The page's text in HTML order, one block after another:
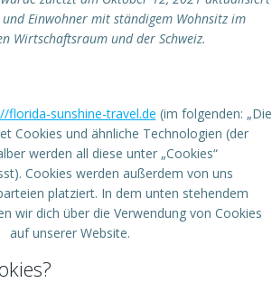
Einwohner mit ständigem Wohnsitz im
Wirtschaftsraum und der Schweiz.
florida-sunshine-travel.de (im folgenden: „Die
Cookies und ähnliche Technologien (der
werden all diese unter „Cookies“
Cookies werden außerdem von uns
platziert. In dem unten stehendem
wir dich über die Verwendung von Cookies
auf unserer Website.